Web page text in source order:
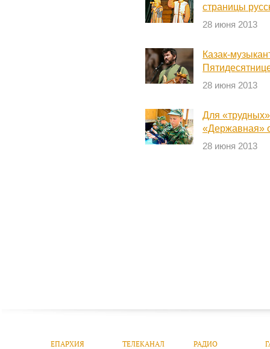
страницы
28 июня 2013
Казак-
28 июня 2013
Для
«Державная»
28 июня 2013
ЕПАРХИЯ
ТЕЛЕКАНАЛ
РАДИО